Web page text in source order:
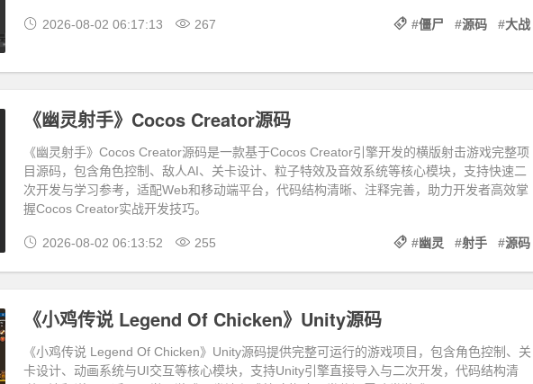
2026-08-02 06:17:13 267 #僵尸 #源码 #大战
《幽灵射手》Cocos Creator源码
《幽灵射手》Cocos Creator源码是一款基于Cocos Creator引擎开发的横版射击游戏完整项
目源码，包含角色控制、敌人AI、关卡设计、粒子特效及音效系统等核心模块，支持快速二
次开发与学习参考，适配Web和移动端平台，代码结构清晰、注释完善，助力开发者高效掌
握Cocos Creator实战开发技巧。
2026-08-02 06:13:52 255 #幽灵 #射手 #源码
《小鸡传说 Legend Of Chicken》Unity源码
《小鸡传说 Legend Of Chicken》Unity源码提供完整可运行的游戏项目，包含角色控制、关
卡设计、动画系统与UI交互等核心模块，支持Unity引擎直接导入与二次开发，代码结构清